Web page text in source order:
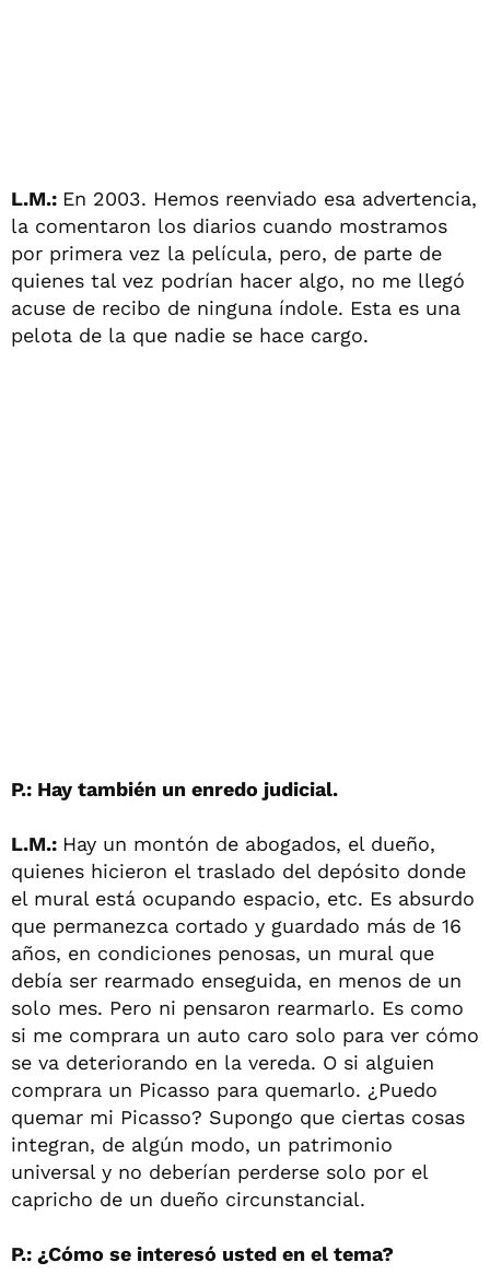
L.M.: En 2003. Hemos reenviado esa advertencia,
la comentaron los diarios cuando mostramos
por primera vez la película, pero, de parte de
quienes tal vez podrían hacer algo, no me llegó
acuse de recibo de ninguna índole. Esta es una
pelota de la que nadie se hace cargo.
P.: Hay también un enredo judicial.
L.M.: Hay un montón de abogados, el dueño,
quienes hicieron el traslado del depósito donde
el mural está ocupando espacio, etc. Es absurdo
que permanezca cortado y guardado más de 16
años, en condiciones penosas, un mural que
debía ser rearmado enseguida, en menos de un
solo mes. Pero ni pensaron rearmarlo. Es como
si me comprara un auto caro solo para ver cómo
se va deteriorando en la vereda. O si alguien
comprara un Picasso para quemarlo. ¿Puedo
quemar mi Picasso? Supongo que ciertas cosas
integran, de algún modo, un patrimonio
universal y no deberían perderse solo por el
capricho de un dueño circunstancial.
P.: ¿Cómo se interesó usted en el tema?